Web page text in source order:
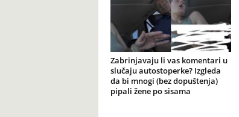
Zabrinjavaju li vas komentari u
slučaju autostoperke? Izgleda
da bi mnogi (bez dopuštenja)
pipali žene po sisama